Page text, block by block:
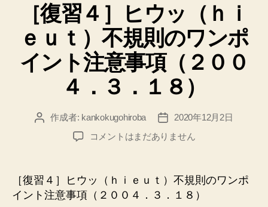
ゴ
リ
ー
［復習４］ヒウッ（ｈｉ
ｅｕｔ）不規則のワンポ
イント注意事項（２００
４．３．１８）
投
作成者: kankokugohiroba
投
稿
日
2020年12月2日
［復
ウ
ッ
コメントはまだありません
［復習４］ヒウッ（ｈｉｅｕｔ）不規則のワンポ
イント注意事項（２００４．３．１８）